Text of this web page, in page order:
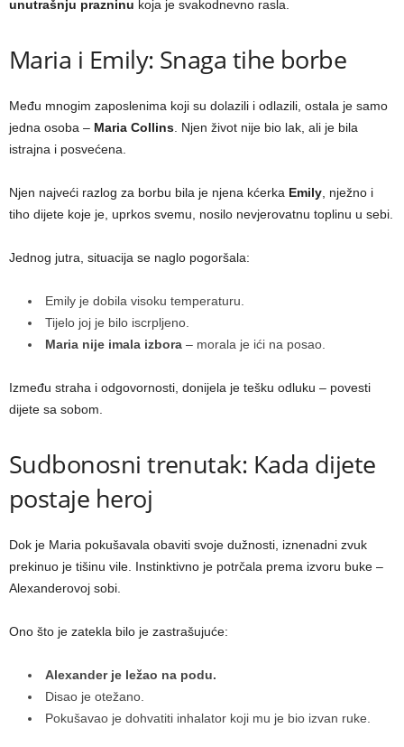
unutrašnju prazninu koja je svakodnevno rasla.
Maria i Emily: Snaga tihe borbe
Među mnogim zaposlenima koji su dolazili i odlazili, ostala je samo
jedna osoba – Maria Collins . Njen život nije bio lak, ali je bila
istrajna i posvećena.
Njen najveći razlog za borbu bila je njena kćerka Emily , nježno i
tiho dijete koje je, uprkos svemu, nosilo nevjerovatnu toplinu u sebi.
Jednog jutra, situacija se naglo pogoršala:
Emily je dobila visoku temperaturu.
Tijelo joj je bilo iscrpljeno.
Maria nije imala izbora – morala je ići na posao.
Između straha i odgovornosti, donijela je tešku odluku – povesti
dijete sa sobom.
Sudbonosni trenutak: Kada dijete
postaje heroj
Dok je Maria pokušavala obaviti svoje dužnosti, iznenadni zvuk
prekinuo je tišinu vile. Instinktivno je potrčala prema izvoru buke –
Alexanderovoj sobi.
Ono što je zatekla bilo je zastrašujuće:
Alexander je ležao na podu.
Disao je otežano.
Pokušavao je dohvatiti inhalator koji mu je bio izvan ruke.